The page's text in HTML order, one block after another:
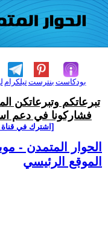
تيلكرامبنترست بودكاست
تبرعاتكم وتبرعاتكن
فشاركونا في دعم
[اشترك في قناة
الحوار المتمدن -
الموقع الرئيسي